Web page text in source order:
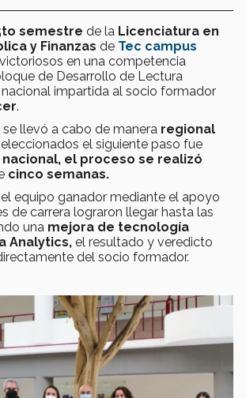
semestre de la Licenciatura en
y Finanzas de Tec campus
en una competencia
de Desarrollo de Lectura
impartida al socio formador
.
llevó a cabo de manera regional
el siguiente paso fue
nacional, el proceso se realizó
cinco semanas.
equipo ganador mediante el apoyo
de carrera lograron llegar hasta las
una mejora de tecnología
Analytics, el resultado y veredicto
del socio formador.